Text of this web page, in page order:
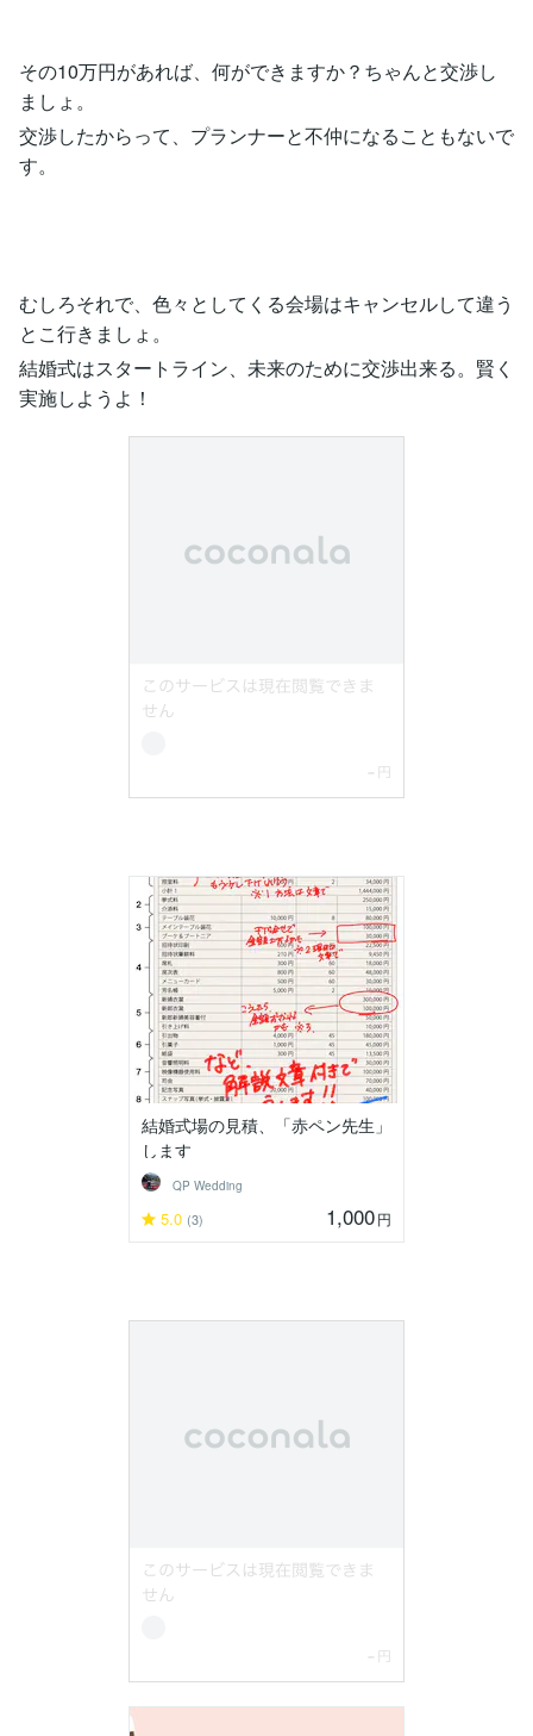
その10万円があれば、何ができますか？ちゃんと交渉し
ましょ。
交渉したからって、プランナーと不仲になることもないで
す。
むしろそれで、色々としてくる会場はキャンセルして違う
とこ行きましょ。
結婚式はスタートライン、未来のために交渉出来る。賢く
実施しようよ！
結婚式場の見積、「赤ペン先生」
します
QP Wedding
5.0 (3) 1,000円